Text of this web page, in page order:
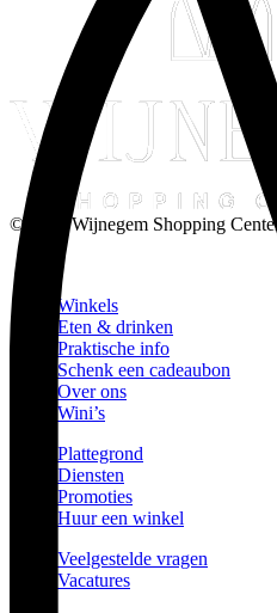
© 2026 Wijnegem Shopping Center
Winkels
Eten & drinken
Praktische info
Schenk een cadeaubon
Over ons
Wini’s
Plattegrond
Diensten
Promoties
Huur een winkel
Veelgestelde vragen
Vacatures